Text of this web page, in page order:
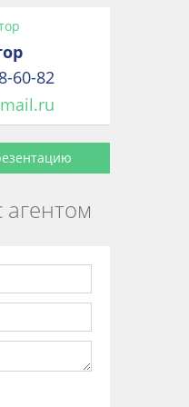
60-82
агентом